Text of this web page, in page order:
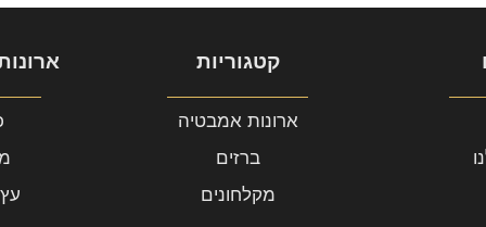
קטגוריות
ארונות אמבטיה
ברזים
מקלחונים
עץ wood